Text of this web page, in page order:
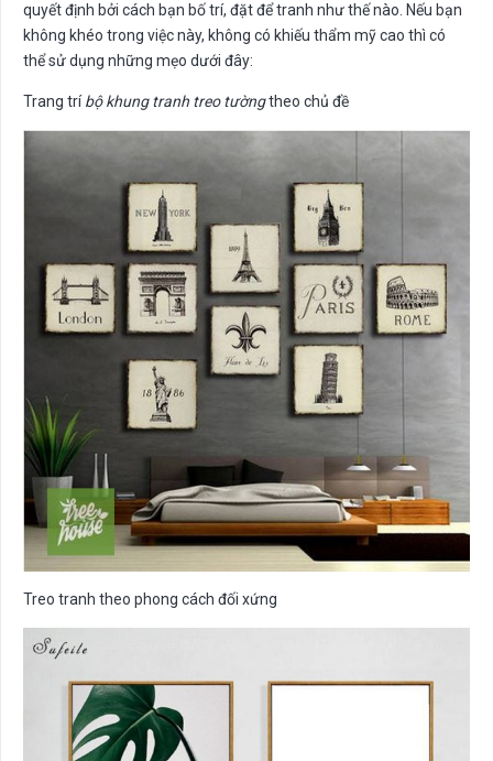
quyết định bởi cách bạn bố trí, đặt để tranh như thế nào. Nếu bạn
không khéo trong việc này, không có khiếu thẩm mỹ cao thì có
thể sử dụng những mẹo dưới đây:
Trang tríbộ khung tranh treo tườngtheo chủ đề
Treo tranh theo phong cách đối xứng